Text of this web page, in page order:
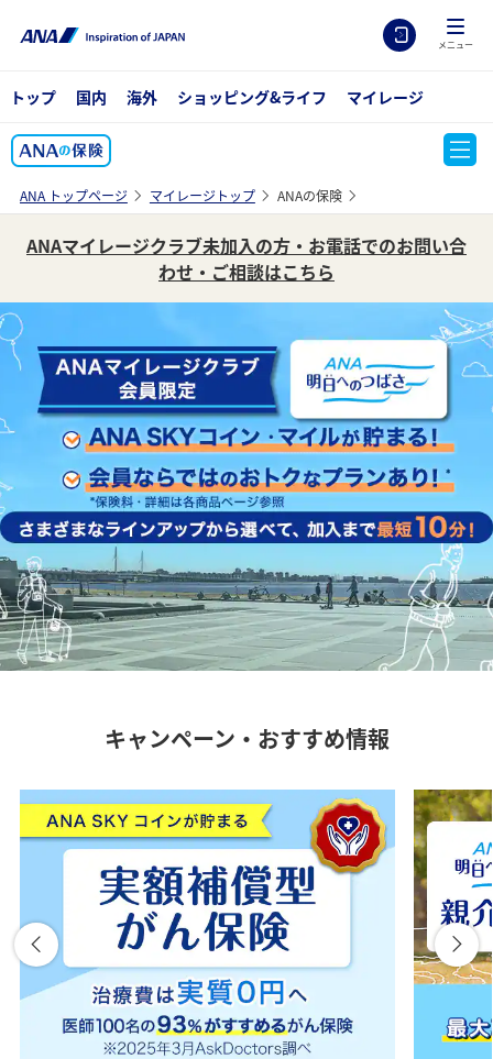
メニュー
トップ 国内 海外 ショッピング&ライフ マイレージ
ANA トップページ マイレージトップ ANAの保険
ANAマイレージクラブ未加入の方・お電話でのお問い合
わせ・ご相談はこちら
キャンペーン・おすすめ情報